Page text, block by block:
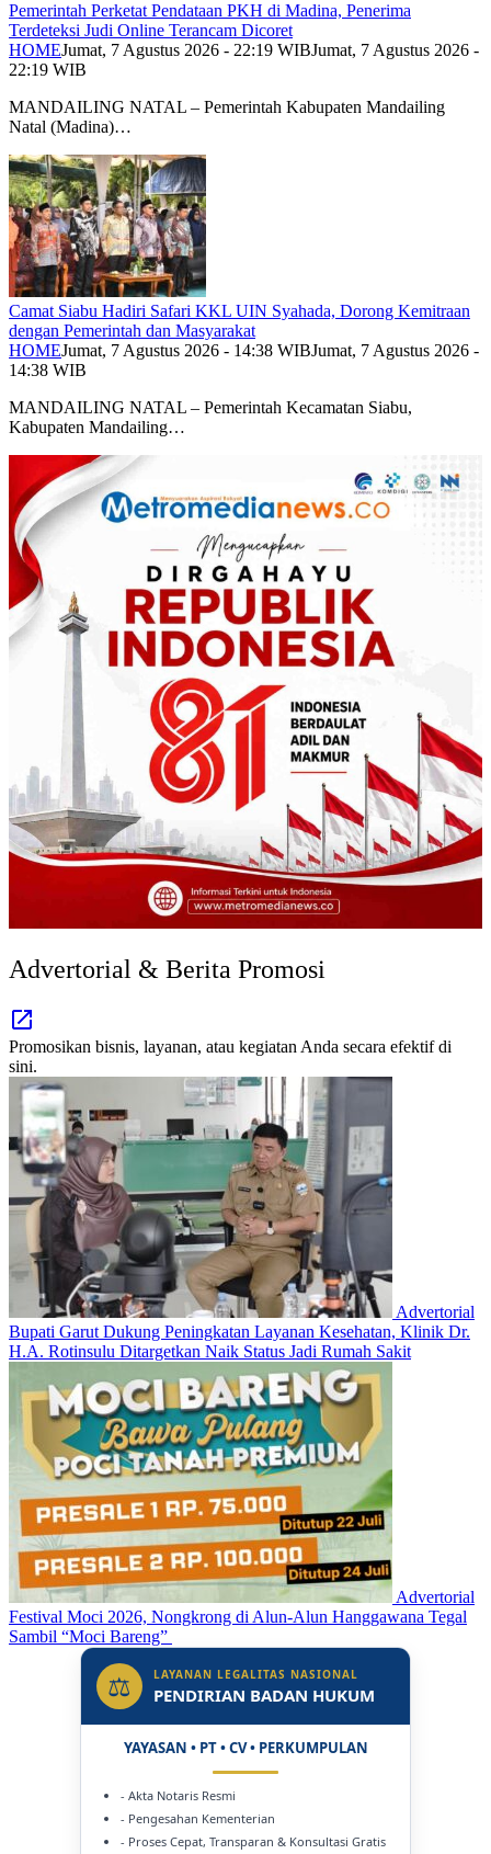
Pemerintah Perketat Pendataan PKH di Madina, Penerima
Terdeteksi Judi Online Terancam Dicoret
HOMEJumat, 7 Agustus 2026 - 22:19 WIBJumat, 7 Agustus 2026 -
22:19 WIB
MANDAILING NATAL – Pemerintah Kabupaten Mandailing
Natal (Madina)…
Camat Siabu Hadiri Safari KKL UIN Syahada, Dorong Kemitraan
dengan Pemerintah dan Masyarakat
HOMEJumat, 7 Agustus 2026 - 14:38 WIBJumat, 7 Agustus 2026 -
14:38 WIB
MANDAILING NATAL – Pemerintah Kecamatan Siabu,
Kabupaten Mandailing…
Advertorial & Berita Promosi
Promosikan bisnis, layanan, atau kegiatan Anda secara efektif di
sini.
Advertorial
Bupati Garut Dukung Peningkatan Layanan Kesehatan, Klinik Dr.
H.A. Rotinsulu Ditargetkan Naik Status Jadi Rumah Sakit
Advertorial
Festival Moci 2026, Nongkrong di Alun-Alun Hanggawana Tegal
Sambil “Moci Bareng”
⚖ LAYANAN LEGALITAS NASIONAL
PENDIRIAN BADAN HUKUM
YAYASAN • PT • CV • PERKUMPULAN
- Akta Notaris Resmi
- Pengesahan Kementerian
- Proses Cepat, Transparan & Konsultasi Gratis